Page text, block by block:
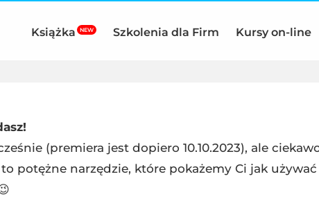
Książka NEW Szkolenia dla Firm Kursy on-line
(premiera jest dopiero 10.10.2023), ale
potężne narzędzie, które pokażemy Ci jak